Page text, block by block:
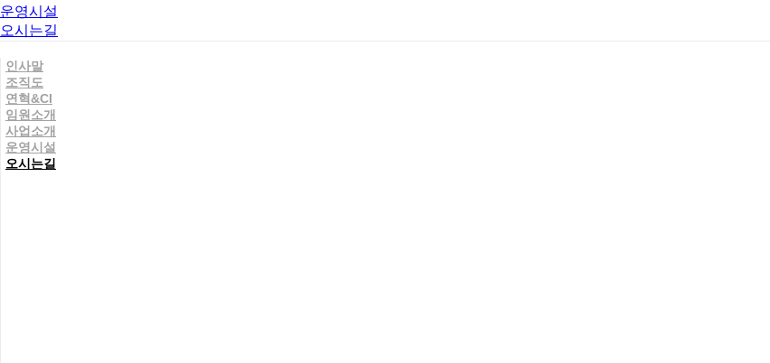
운영시설
오시는길
인사말
조직도
연혁&CI
임원소개
사업소개
운영시설
오시는길